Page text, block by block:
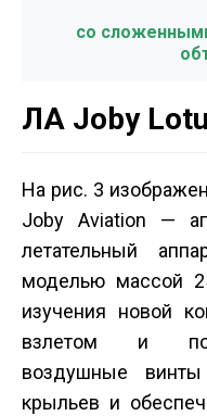
со
ЛА Joby
На рис. 3
Joby Aviation —
летательный
моделью массой
изучения новой
взлетом и
воздушные
крыльев и